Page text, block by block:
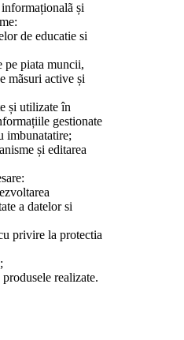
și
de educatie si
piata muncii,
mãsuri active și
și utilizate în
gestionate
imbunatatire;
și editarea
a datelor si
privire la protectia
realizate.